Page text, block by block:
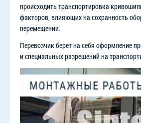
происходить транспортировка
факторов, влияющих на сохранность
перемещении.
Перевозчик берет на себя оформление
и специальных разрешений на